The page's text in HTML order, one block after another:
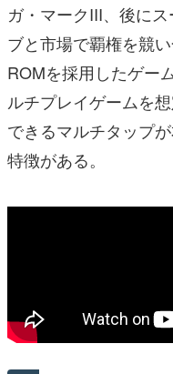
ガ・マークIII、後に
ブと市場で覇権を競
ROMを採用したゲー
ルチプレイゲームを
できるマルチタップ
特徴がある。